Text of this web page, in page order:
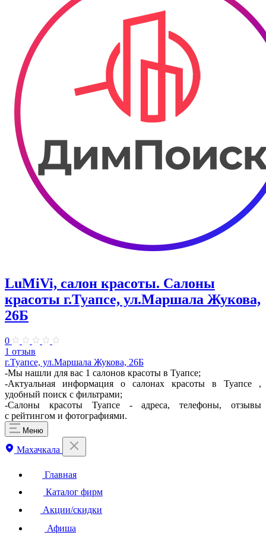
LuMiVi, салон красоты. Салоны
красоты г.Туапсе, ул.Маршала Жукова,
26Б
0
1 отзыв
г.Туапсе, ул.Маршала Жукова, 26Б
-Мы нашли для вас 1 салонов красоты в Туапсе;
-Актуальная информация о салонах красоты в Туапсе ,
удобный поиск с фильтрами;
-Салоны красоты Туапсе - адреса, телефоны, отзывы
с рейтингом и фотографиями.
Меню
Махачкала
Главная
Каталог фирм
Акции/скидки
Афиша